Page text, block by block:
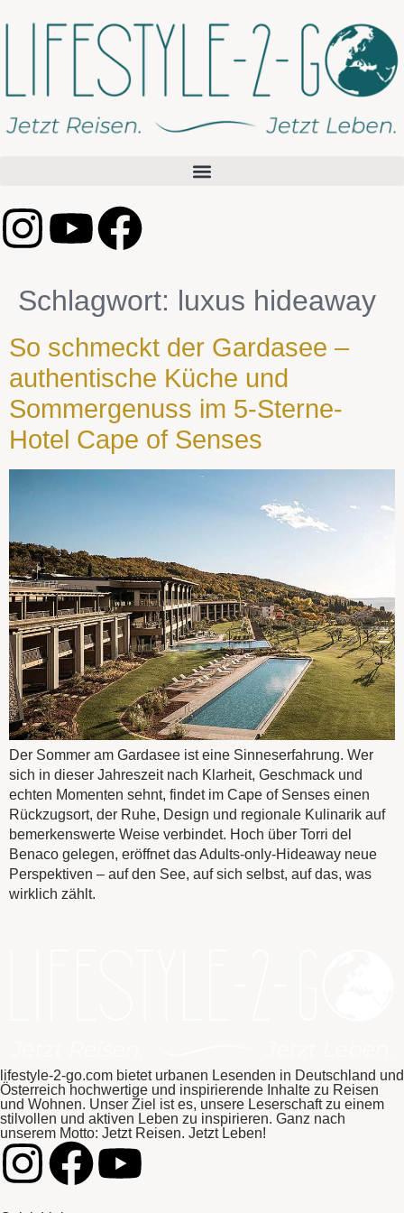
Schlagwort: luxus hideaway
So schmeckt der Gardasee –
authentische Küche und
Sommergenuss im 5-Sterne-
Hotel Cape of Senses
Der Sommer am Gardasee ist eine Sinneserfahrung. Wer
sich in dieser Jahreszeit nach Klarheit, Geschmack und
echten Momenten sehnt, findet im Cape of Senses einen
Rückzugsort, der Ruhe, Design und regionale Kulinarik auf
bemerkenswerte Weise verbindet. Hoch über Torri del
Benaco gelegen, eröffnet das Adults-only-Hideaway neue
Perspektiven – auf den See, auf sich selbst, auf das, was
wirklich zählt.
lifestyle-2-go.com bietet urbanen Lesenden in Deutschland und
Österreich hochwertige und inspirierende Inhalte zu Reisen
und Wohnen. Unser Ziel ist es, unsere Leserschaft zu einem
stilvollen und aktiven Leben zu inspirieren. Ganz nach
unserem Motto: Jetzt Reisen. Jetzt Leben!